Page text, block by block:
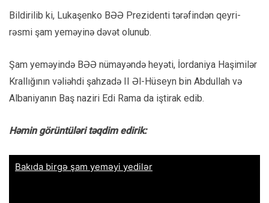
Bildirilib ki, Lukaşenko BƏƏ Prezidenti tərəfindən qeyri-
rəsmi şam yeməyinə dəvət olunub.
Şam yeməyində BƏƏ nümayəndə heyəti, İordaniya Haşimilər
Krallığının vəliəhdi şahzadə II Əl-Hüseyn bin Abdullah və
Albaniyanın Baş naziri Edi Rama da iştirak edib.
Həmin görüntüləri təqdim edirik: